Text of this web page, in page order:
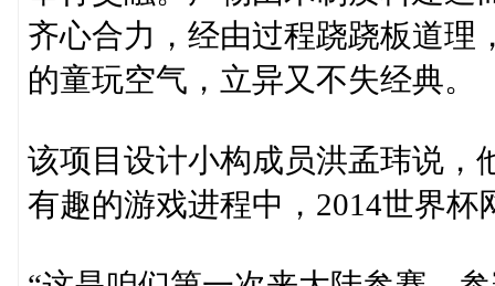
齐心合力，经由过程跷跷板道理
的童玩空气，立异又不失经典。
该项目设计小构成员洪孟玮说，
有趣的游戏进程中，2014世界杯